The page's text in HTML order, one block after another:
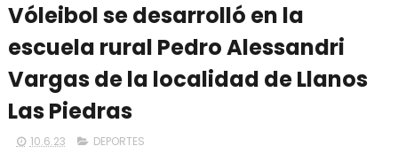
Vóleibol se desarrolló en la
escuela rural Pedro Alessandri
Vargas de la localidad de Llanos
Las Piedras
10.6.23 DEPORTES